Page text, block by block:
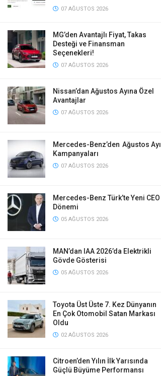
07 AĞUSTOS 2026
MG’den Avantajlı Fiyat, Takas
Desteği ve Finansman
Seçenekleri!
07 AĞUSTOS 2026
Nissan’dan Ağustos Ayına Özel
Avantajlar
07 AĞUSTOS 2026
Mercedes-Benz’den Ağustos Ayı
Kampanyaları
07 AĞUSTOS 2026
Mercedes-Benz Türk’te Yeni CEO
Dönemi
05 AĞUSTOS 2026
MAN’dan IAA 2026’da Elektrikli
Gövde Gösterisi
05 AĞUSTOS 2026
Toyota Üst Üste 7. Kez Dünyanın
En Çok Otomobil Satan Markası
Oldu
02 AĞUSTOS 2026
Citroen’den Yılın İlk Yarısında
Güçlü Büyüme Performansı